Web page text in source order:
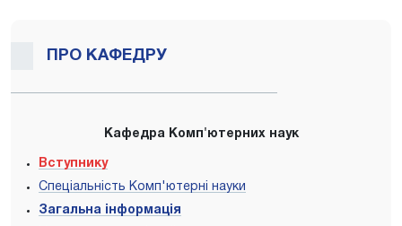
ПРО КАФЕДРУ
Кафедра Комп'ютерних наук
Вступнику
Спеціальність Комп'ютерні науки
Загальна інформація